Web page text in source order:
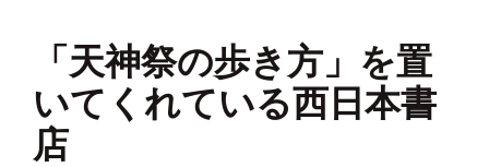
「天神祭の歩き方」を置
いてくれている西日本書
店